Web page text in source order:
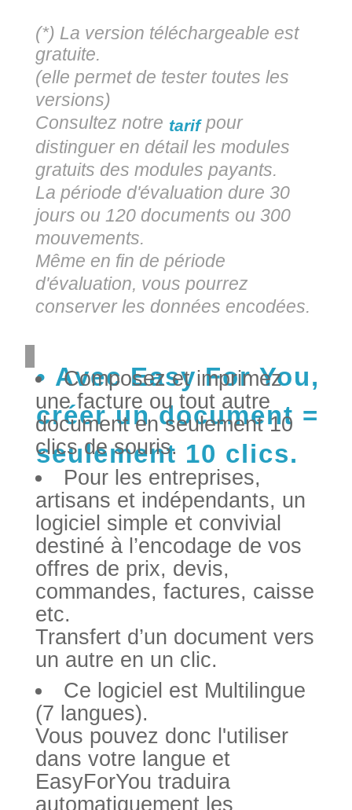
(*) La version téléchargeable est
gratuite.
(elle permet de tester toutes les
versions)
Consultez notre tarifpour
distinguer en détail les modules
gratuits des modules payants.
La période d'évaluation dure 30
jours ou 120 documents ou 300
mouvements.
Même en fin de période
d'évaluation, vous pourrez
conserver les données encodées.
Avec Easy For You,
créer un document =
seulement 10 clics.
Composez et imprimez
une facture ou tout autre
document en seulement 10
clics de souris.
Pour les entreprises,
artisans et indépendants, un
logiciel simple et convivial
destiné à l’encodage de vos
offres de prix, devis,
commandes, factures, caisse
etc.
Transfert d’un document vers
un autre en un clic.
Ce logiciel est Multilingue
(7 langues).
Vous pouvez donc l'utiliser
dans votre langue et
EasyForYou traduira
automatiquement les